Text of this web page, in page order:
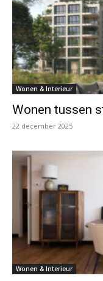
Wonen & Interieur
Wonen tussen
22 december 2025
Wonen & Interieur